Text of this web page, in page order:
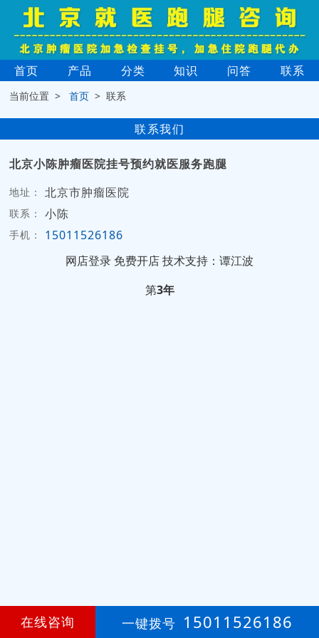
首页 产品 分类 知识 问答 联系
当前位置 >首页 > 联系
联系我们
北京小陈肿瘤医院挂号预约就医服务跑腿
地址： 北京市肿瘤医院
联系： 小陈
手机：
15011526186
网店登录 免费开店技术支持：谭江波
第3年
在线咨询 一键拨号 15011526186